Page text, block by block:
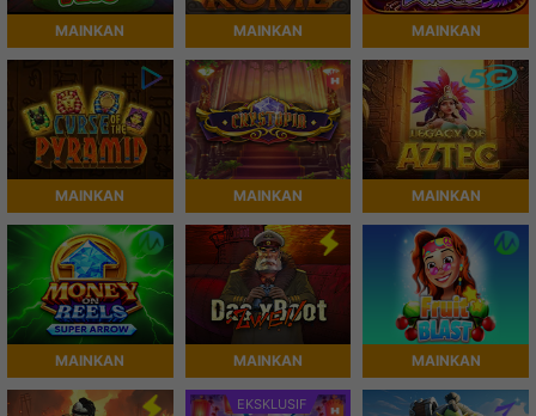
MAINKAN MAINKAN MAINKAN
MAINKAN MAINKAN MAINKAN
MAINKAN MAINKAN MAINKAN
EKSKLUSIF